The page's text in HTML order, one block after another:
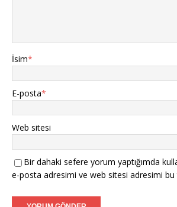
İsim*
E-posta*
Web sitesi
Bir dahaki sefere yorum yaptığımda
e-posta adresimi ve web sitesi adresimi bu